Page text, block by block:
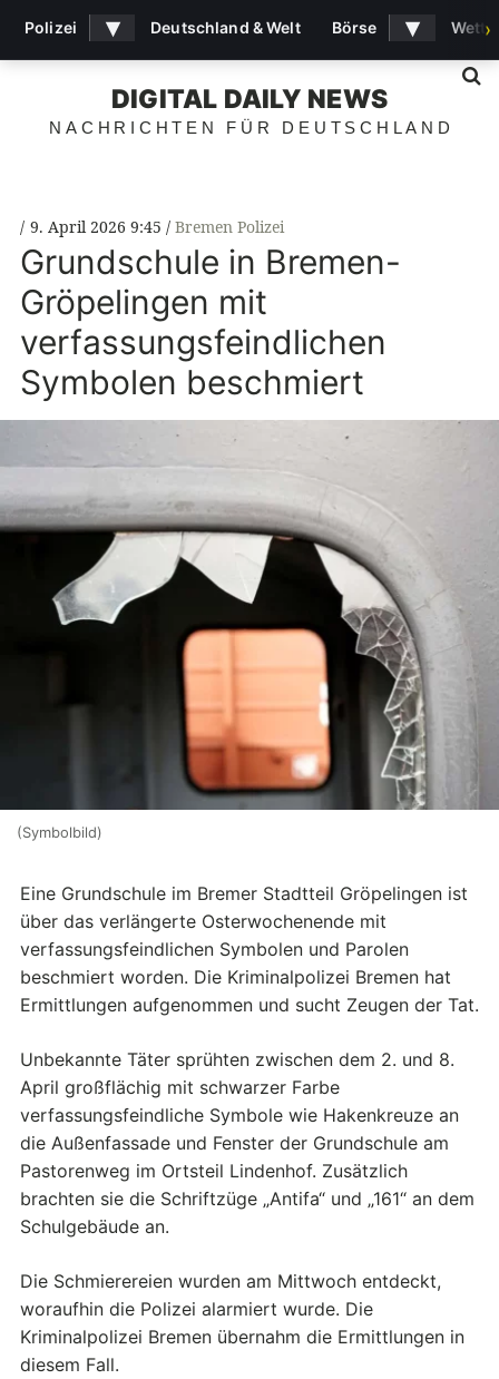
DIGITAL DAILY NEWS
NACHRICHTEN FÜR DEUTSCHLAND
9. April 2026 9:45 Bremen Polizei
Grundschule in Bremen-
Gröpelingen mit
verfassungsfeindlichen
Symbolen beschmiert
(Symbolbild)
Eine Grundschule im Bremer Stadtteil Gröpelingen ist
über das verlängerte Osterwochenende mit
verfassungsfeindlichen Symbolen und Parolen
beschmiert worden. Die Kriminalpolizei Bremen hat
Ermittlungen aufgenommen und sucht Zeugen der Tat.
Unbekannte Täter sprühten zwischen dem 2. und 8.
April großflächig mit schwarzer Farbe
verfassungsfeindliche Symbole wie Hakenkreuze an
die Außenfassade und Fenster der Grundschule am
Pastorenweg im Ortsteil Lindenhof. Zusätzlich
brachten sie die Schriftzüge „Antifa“ und „161“ an dem
Schulgebäude an.
Die Schmierereien wurden am Mittwoch entdeckt,
woraufhin die Polizei alarmiert wurde. Die
Kriminalpolizei Bremen übernahm die Ermittlungen in
diesem Fall.
Polizei ▾ Deutschland & Welt Börse ▾ ›